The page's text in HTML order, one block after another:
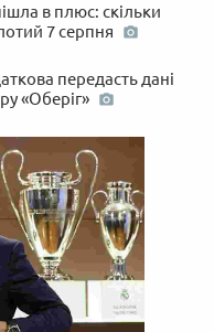
в плюс: скільки
7 серпня
передасть дані
«Оберіг»